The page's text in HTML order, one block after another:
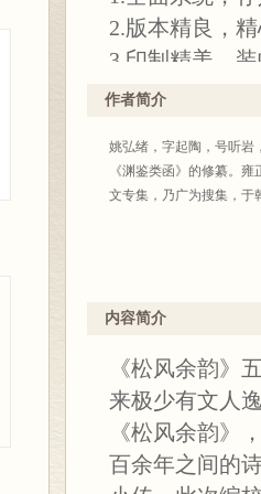
2.版本精良，
3.印制精美，
作者简介
姚弘绪，字起陶，号听岩
《渊鉴类函》的修纂。
文专集，乃广为搜集，于
内容简介
《松风余韵》
来极少有文人
《松风余韵》
百余年之间的